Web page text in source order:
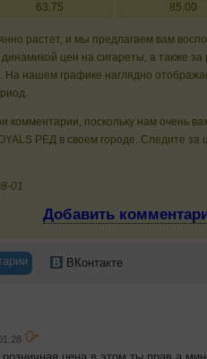
63.75 85.00
растет, и мы предлагаем вам
цен на сигареты, а также за
На нашем графике наглядно
комментарии, поскольку нам очень
РЕД в своем городе. Следите за
01
Добавить
ВКонтакте